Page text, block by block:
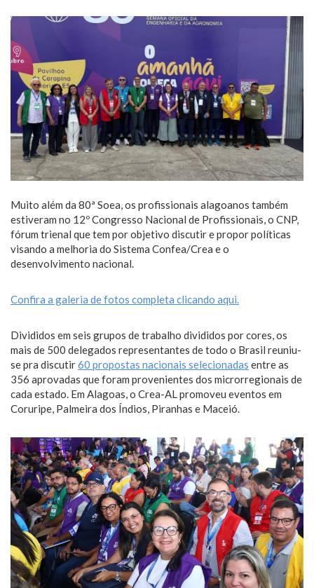
Muito além da 80ª Soea, os profissionais alagoanos também
estiveram no 12º Congresso Nacional de Profissionais, o CNP,
fórum trienal que tem por objetivo discutir e propor políticas
visando a melhoria do Sistema Confea/Crea e o
desenvolvimento nacional.
Confira a galeria de fotos completa clicando aqui.
Divididos em seis grupos de trabalho divididos por cores, os
mais de 500 delegados representantes de todo o Brasil reuniu-
se pra discutir60 propostas nacionais selecionadas entre as
356 aprovadas que foram provenientes dos microrregionais de
cada estado. Em Alagoas, o Crea-AL promoveu eventos em
Coruripe, Palmeira dos Índios, Piranhas e Maceió.